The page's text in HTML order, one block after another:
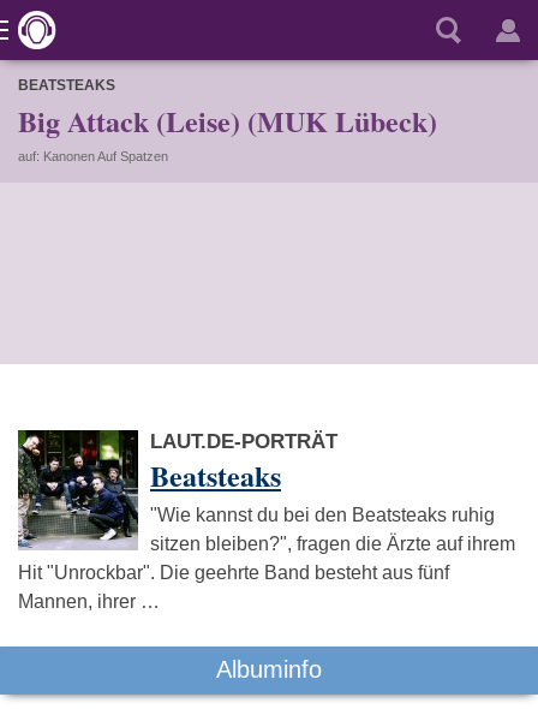
BEATSTEAKS
Big Attack (Leise) (MUK Lübeck)
auf: Kanonen Auf Spatzen
LAUT.DE-PORTRÄT
Beatsteaks
"Wie kannst du bei den Beatsteaks ruhig
sitzen bleiben?", fragen die Ärzte auf ihrem
Hit "Unrockbar". Die geehrte Band besteht aus fünf
Mannen, ihrer …
Albuminfo